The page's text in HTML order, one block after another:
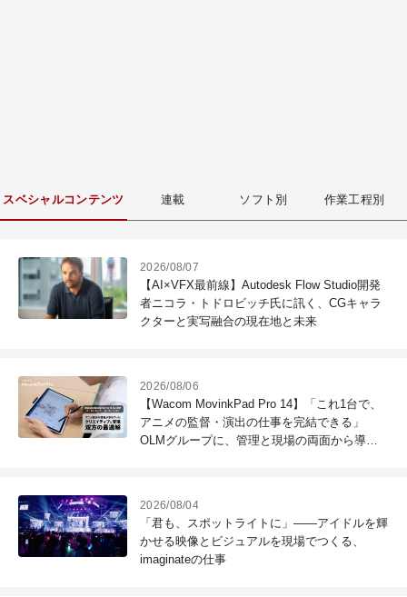
スベシャルコンテンツ 連載 ソフト別 作業工程別
2026/08/07
【AI×VFX最前線】Autodesk Flow Studio開発
者ニコラ・トドロビッチ氏に訊く、CGキャラ
クターと実写融合の現在地と未来
2026/08/06
【Wacom MovinkPad Pro 14】「これ1台で、
アニメの監督・演出の仕事を完結できる」
OLMグループに、管理と現場の両面から導入
2026/08/04
「君も、スポットライトに」――アイドルを輝
かせる映像とビジュアルを現場でつくる、
imaginateの仕事